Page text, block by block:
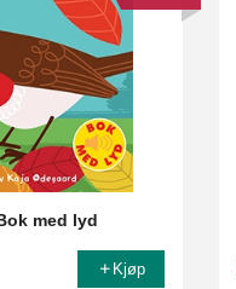
med lyd
Kjøp